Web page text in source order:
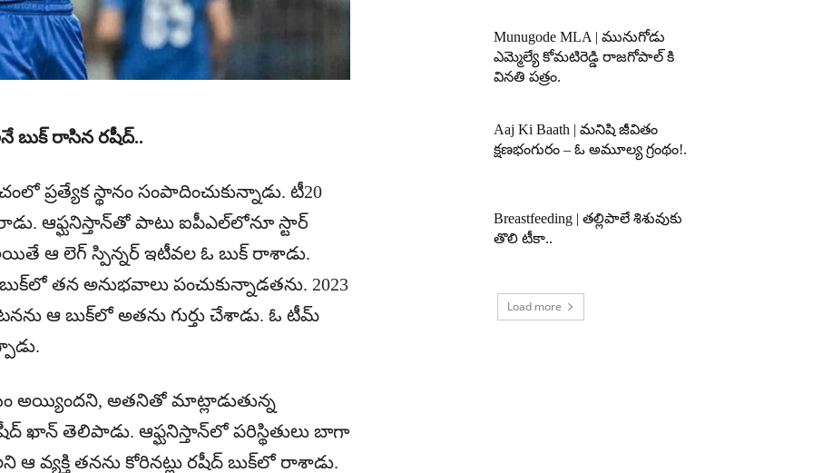
బుక్ రాసిన రషీద్..
ప్ర‌త్యేక స్థానం సంపాదించుకున్నాడు. టీ20
ఆఫ్ఘ‌నిస్తాన్‌తో పాటు ఐపీఎల్‌లోనూ స్టార్
ఆ లెగ్ స్పిన్న‌ర్ ఇటీవ‌ల ఓ బుక్ రాశాడు.
త‌న అనుభ‌వాలు పంచుకున్నాడ‌త‌ను. 2023
ఆ బుక్‌లో అత‌ను గుర్తు చేశాడు. ఓ టీమ్
అయ్యింద‌ని, అత‌నితో మాట్లాడుతున్న
ఖాన్ తెలిపాడు. ఆఫ్ఘ‌నిస్తాన్‌లో ప‌రిస్థితులు బాగా
వ్య‌క్తి త‌న‌ను కోరిన‌ట్లు ర‌షీద్ బుక్‌లో రాశాడు.
Munugode MLA | మునుగోడు
ఎమ్మెల్యే కోమటిరెడ్డి రాజగోపాల్ కి
వినతి పత్రం.
Aaj Ki Baath | మనిషి జీవితం
క్షణభంగురం – ఓ అమూల్య గ్రంథం!.
Breastfeeding | తల్లిపాలే శిశువుకు
తొలి టీకా..
Load more